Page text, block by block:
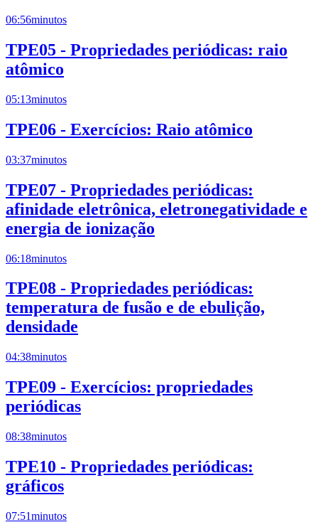
06:56minutos
TPE05 - Propriedades periódicas: raio
atômico
05:13minutos
TPE06 - Exercícios: Raio atômico
03:37minutos
TPE07 - Propriedades periódicas:
afinidade eletrônica, eletronegatividade e
energia de ionização
06:18minutos
TPE08 - Propriedades periódicas:
temperatura de fusão e de ebulição,
densidade
04:38minutos
TPE09 - Exercícios: propriedades
periódicas
08:38minutos
TPE10 - Propriedades periódicas:
gráficos
07:51minutos